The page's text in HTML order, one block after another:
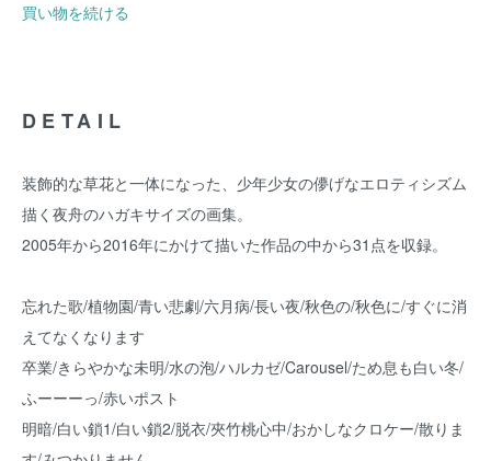
買い物を続ける
DETAIL
装飾的な草花と一体になった、少年少女の儚げなエロティシズム
描く夜舟のハガキサイズの画集。
2005年から2016年にかけて描いた作品の中から31点を収録。
忘れた歌/植物園/青い悲劇/六月病/長い夜/秋色の/秋色に/すぐに消
えてなくなります
卒業/きらやかな未明/水の泡/ハルカゼ/Carousel/ため息も白い冬/
ふーーーっ/赤いポスト
明暗/白い鎖1/白い鎖2/脱衣/夾竹桃心中/おかしなクロケー/散りま